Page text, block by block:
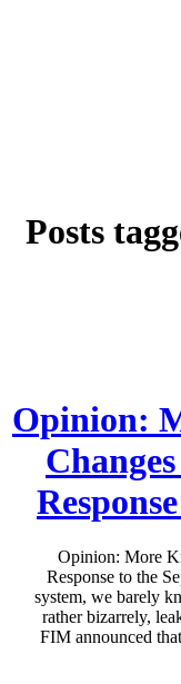
Posts
Opinion:
Opinion: More
Response to the
system, we barely
rather bizarrely,
FIM announced